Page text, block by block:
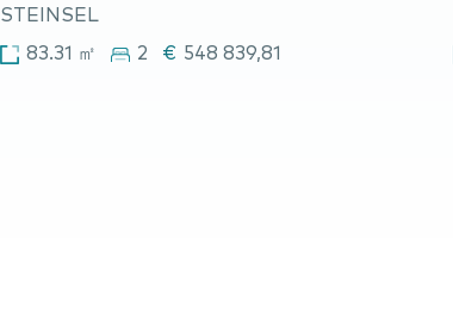
STEINSEL
83.31 ㎡
2 € 548 839,81